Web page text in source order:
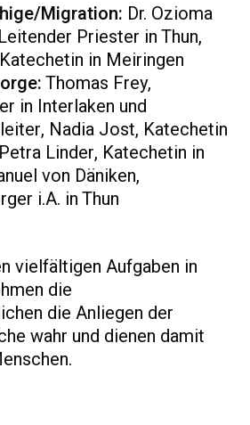
Migration: Dr. Ozioma
Priester in Thun,
in Meiringen
Thomas Frey,
in Interlaken und
Nadia Jost, Katechetin
Linder, Katechetin in
von Däniken,
i.A. in Thun
vielfältigen Aufgaben in
die
die Anliegen der
wahr und dienen damit